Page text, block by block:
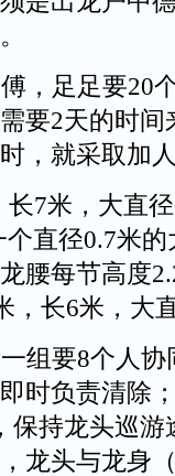
，足足要20
要2天的时间
，就采取加
7米，大直
直径0.7米
腰每节高度
，长6米，大
组要8个人协
时负责清除
保持龙头巡游
龙头与龙身